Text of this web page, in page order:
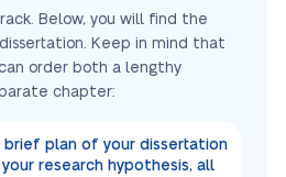
Below, you will find the
Keep in mind that
order both a lengthy
chapter:
brief plan of your dissertation
research hypothesis, all